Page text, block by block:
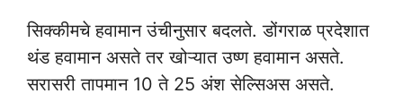
सिक्कीमचे हवामान उंचीनुसार बदलते. डोंगराळ प्रदेशात
थंड हवामान असते तर खोऱ्यात उष्ण हवामान असते.
सरासरी तापमान 10 ते 25 अंश सेल्सिअस असते.